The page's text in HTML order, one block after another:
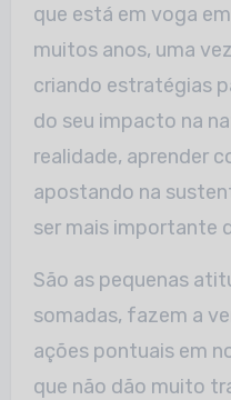
que está em voga
muitos anos, uma
criando estratégias
do seu impacto na
realidade, aprender
apostando na
ser mais importante
São as pequenas
somadas, fazem a
ações pontuais em
que não dão muito